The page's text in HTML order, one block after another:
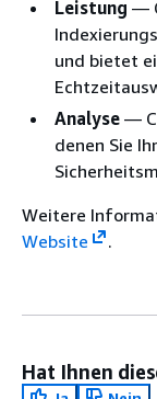
Leistung —
und bietet
Analyse —
denen Sie
Weitere
Website
.
Hat Ihnen